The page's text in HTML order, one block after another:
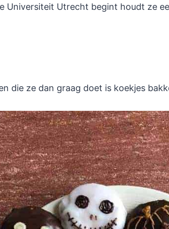
Universiteit Utrecht begint houdt ze
die ze dan graag doet is koekjes